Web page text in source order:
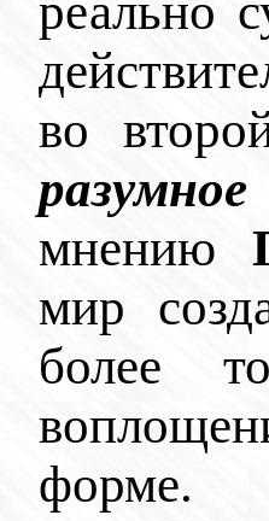
реально
во
мнению
мир
более
форме.